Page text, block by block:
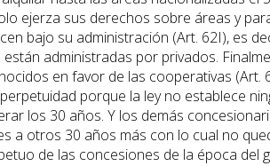
ejerza sus derechos sobre áreas y
bajo su administración (Art. 62I), es
administradas por privados.
en favor de las cooperativas
porque la ley no establece
los 30 años. Y los demás
a otros 30 años más con lo cual no
de las concesiones de la época del